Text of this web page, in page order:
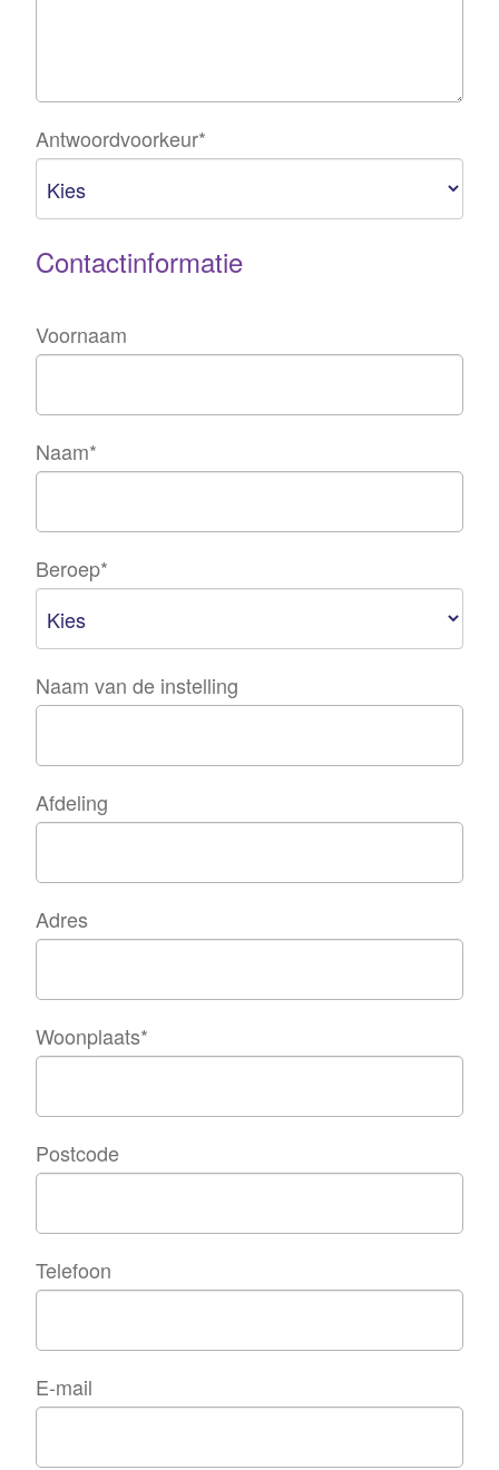
Antwoordvoorkeur*
Contactinformatie
Voornaam
Naam*
Beroep*
Naam van de instelling
Afdeling
Adres
Woonplaats*
Postcode
Telefoon
E-mail